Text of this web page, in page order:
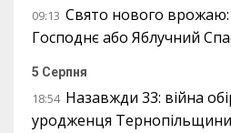
09:13 Свято нового
Господнє або Яблучний
5 Серпня
18:54 Назавжди 33: війна
уродженця